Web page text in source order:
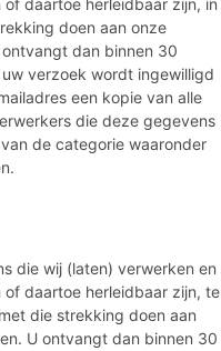
daartoe herleidbaar zijn, in
doen aan onze
dan binnen 30
verzoek wordt ingewilligd
een kopie van alle
die deze gegevens
de categorie waaronder
die wij (laten) verwerken en
daartoe herleidbaar zijn, te
die strekking doen aan
U ontvangt dan binnen 30